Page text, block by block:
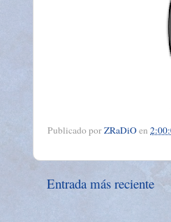
Publicado porZRaDiOen
Entrada más reciente